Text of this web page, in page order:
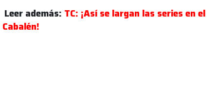
Leer además: TC: ¡Así se largan las series en el
Cabalén!